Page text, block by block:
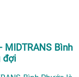
MIDTRANS Bình
đợi